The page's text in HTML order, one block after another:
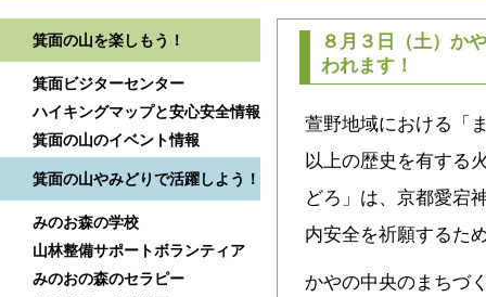
箕面の山を楽しもう！
箕面ビジターセンター
ハイキングマップと安心安全情報
箕面の山のイベント情報
箕面の山やみどりで活躍しよう！
みのお森の学校
山林整備サポートボランティア
みのおの森のセラピー
８月３日（土）か
われます！
萱野地域における「
以上の歴史を有する
どろ」は、京都愛宕
内安全を祈願するた
かやの中央のまちづ